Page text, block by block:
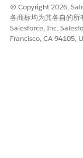
© Copyright 2026,
各商标均为其各自的所
Salesforce, Inc.
Francisco, CA 94105,